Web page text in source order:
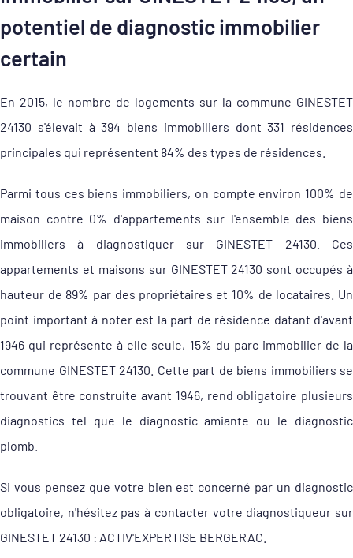
potentiel de diagnostic immobilier
certain
En 2015, le nombre de logements sur la commune GINESTET
24130 s'élevait à 394 biens immobiliers dont 331 résidences
principales qui représentent 84% des types de résidences.
Parmi tous ces biens immobiliers, on compte environ 100% de
maison contre 0% d'appartements sur l'ensemble des biens
immobiliers à diagnostiquer sur GINESTET 24130. Ces
appartements et maisons sur GINESTET 24130 sont occupés à
hauteur de 89% par des propriétaires et 10% de locataires. Un
point important à noter est la part de résidence datant d'avant
1946 qui représente à elle seule, 15% du parc immobilier de la
commune GINESTET 24130. Cette part de biens immobiliers se
trouvant être construite avant 1946, rend obligatoire plusieurs
diagnostics tel que le diagnostic amiante ou le diagnostic
plomb.
Si vous pensez que votre bien est concerné par un diagnostic
obligatoire, n'hésitez pas à contacter votre diagnostiqueur sur
GINESTET 24130 : ACTIV'EXPERTISE BERGERAC.